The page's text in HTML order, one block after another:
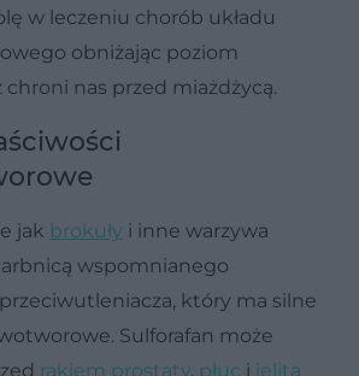
w leczeniu chorób układu
obniżając poziom
nas przed miażdżycą.
jak brokuły i inne warzywa
wspomnianego
który ma silne
Sulforafan może
rakiem prostaty, płuc i jelita